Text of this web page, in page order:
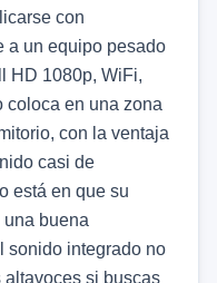
con
a un equipo pesado
HD 1080p, WiFi,
coloca en una zona
con la ventaja
casi de
está en que su
buena
sonido integrado no
altavoces si buscas